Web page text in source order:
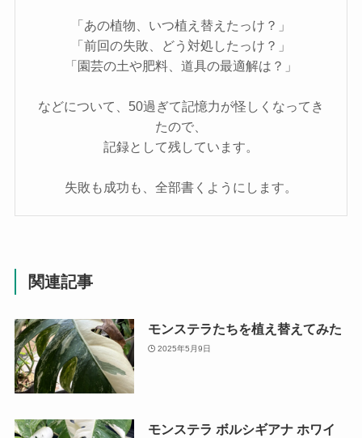
「あの植物、いつ植え替えたっけ？」
「前回の失敗、どう対処したっけ？」
「園芸の土や肥料、道具の最適解は？」
などについて、50過ぎて記憶力が怪しくなってき
たので、
記録として残しています。
失敗も成功も、全部書くようにします。
関連記事
モンステラたちを植え替えてみた
2025年5月9日
モンステラ ボルシギアナ ホワイ